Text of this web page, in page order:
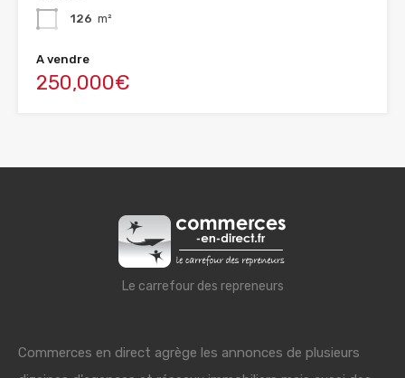
126 m²
A vendre
250,000€
Le carrefour des repreneurs
Commerces en direct agrège les annonces de plusieurs